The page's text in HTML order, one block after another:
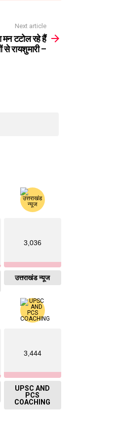
Next article
मन टटोल रहे हैं
से रायशुमारी –
3,036
उत्तराखंड न्यूज
3,444
UPSC AND
PCS
COACHING